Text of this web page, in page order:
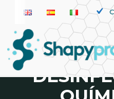
contenidoEN
Y